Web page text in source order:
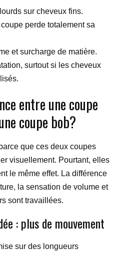
sur cheveux fins.
perde totalement sa
et surcharge de matière.
surtout si les cheveux
entre une coupe
coupe bob?
que ces deux coupes
visuellement. Pourtant, elles
le même effet. La différence
la sensation de volume et
sont travaillées.
: plus de mouvement
sur des longueurs